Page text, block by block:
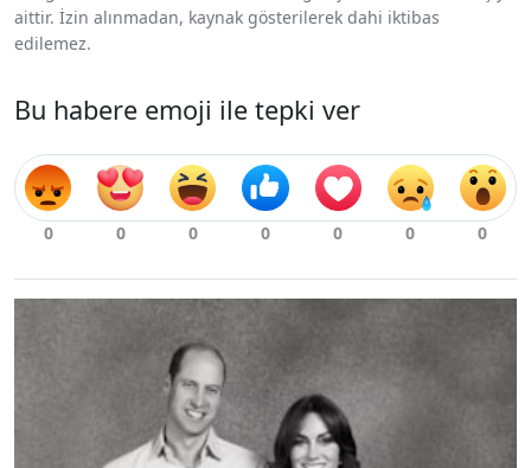
aittir. İzin alınmadan, kaynak gösterilerek dahi iktibas
edilemez.
Bu habere emoji ile tepki ver